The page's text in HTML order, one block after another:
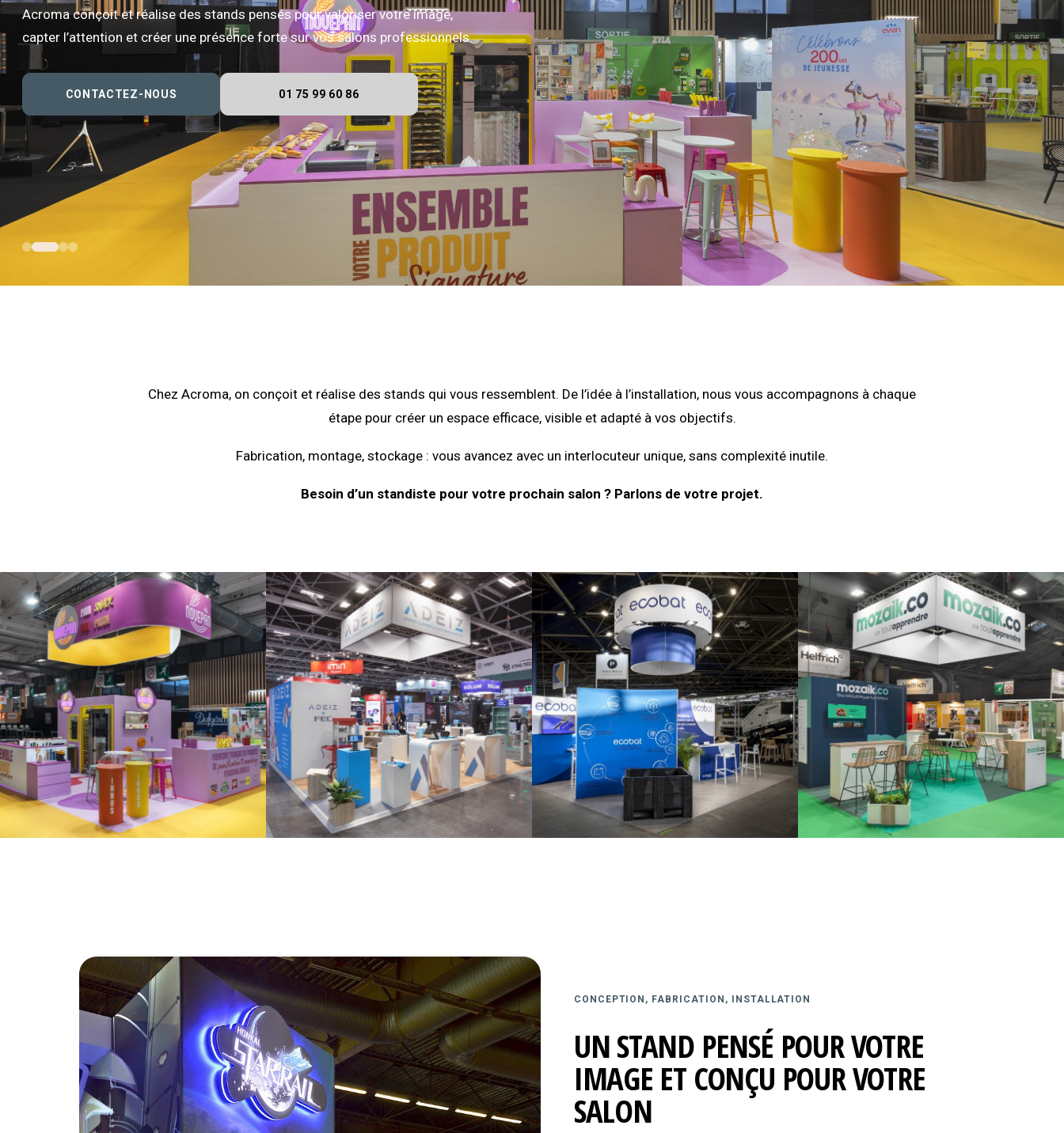
Acroma conçoit et réalise des stands pensés pour valoriser votre image,
capter l’attention et créer une présence forte sur vos salons professionnels.
CONTACTEZ-NOUS 01 75 99 60 86
Chez Acroma, on conçoit et réalise des stands qui vous ressemblent. De l’idée à l’installation, nous vous accompagnons à chaque
étape pour créer un espace efficace, visible et adapté à vos objectifs.
Fabrication, montage, stockage : vous avancez avec un interlocuteur unique, sans complexité inutile.
Besoin d’un standiste pour votre prochain salon ? Parlons de votre projet.
CONCEPTION, FABRICATION, INSTALLATION
UN STAND PENSÉ POUR VOTRE
IMAGE ET CONÇU POUR VOTRE
SALON